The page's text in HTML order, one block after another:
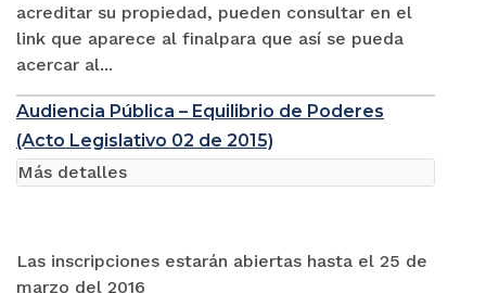
acreditar su propiedad, pueden consultar en el
link que aparece al finalpara que así se pueda
acercar al...
Audiencia Pública – Equilibrio de Poderes
(Acto Legislativo 02 de 2015)
Las inscripciones estarán abiertas hasta el 25 de
marzo del 2016
Más detalles